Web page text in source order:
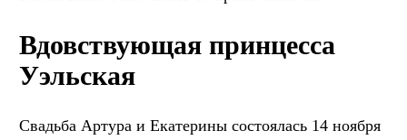
Вдовствующая принцесса
Уэльская
Свадьба Артура и Екатерины состоялась 14 ноября